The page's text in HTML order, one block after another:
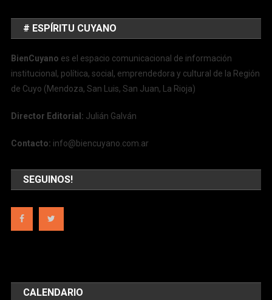
# ESPÍRITU CUYANO
BienCuyano es el espacio comunicacional de información
institucional, política, social, emprendedora y cultural de la Región
de Cuyo (Mendoza, San Luis, San Juan, La Rioja)
Director Editorial: Julián Galván
Contacto: info@biencuyano.com.ar
SEGUINOS!
CALENDARIO